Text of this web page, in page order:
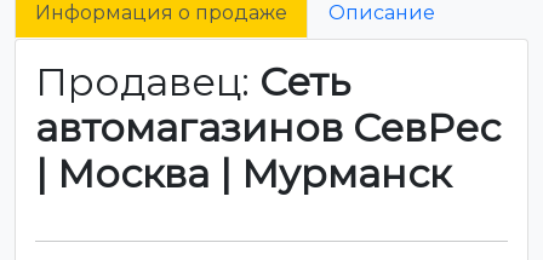
Информация о продаже Описание
Продавец: Сеть
автомагазинов СевРес
| Москва | Мурманск